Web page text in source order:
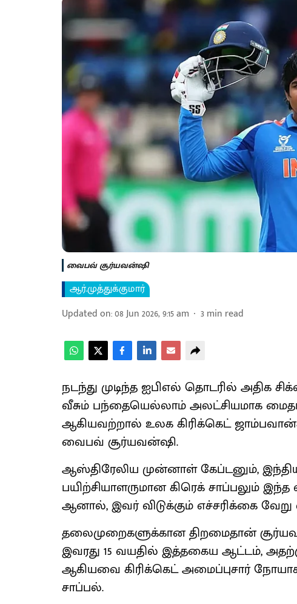
வைபவ் சூர்யவன்ஷி
ஆர்.முத்துக்குமார்
Updated on:08 Jun 2026, 9:15 am 3min read
நடந்து முடிந்த ஐபிஎல் தொடரில் அதிக
வீசும் பந்தையெல்லாம் அலட்சியமாக
ஆகியவற்றால் உலக கிரிக்கெட்
வைபவ் சூர்யவன்ஷி.
ஆஸ்திரேலிய முன்னாள் கேப்டனும்,
பயிற்சியாளருமான கிரெக் சாப்பலும் இந்த
ஆனால், இவர் விடுக்கும் எச்சரிக்கை வேறு
தலைமுறைகளுக்கான திறமைதான்
இவரது 15 வயதில் இத்தகைய ஆட்டம்,
ஆகியவை கிரிக்கெட் அமைப்புசார்
சாப்பல்.